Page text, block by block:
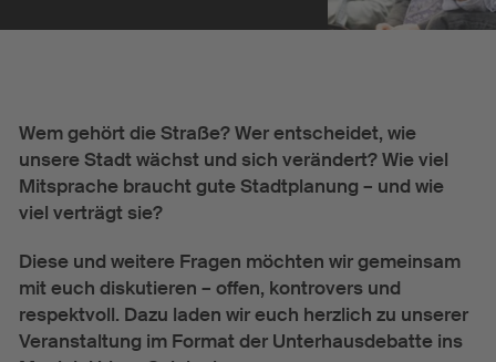
Aktuelles
Events
News
Colab Quarterly
Über uns
Wem gehört die Straße? Wer entscheidet, wie
unsere Stadt wächst und sich verändert? Wie viel
Mitsprache braucht gute Stadtplanung – und wie
viel verträgt sie?
Diese und weitere Fragen möchten wir gemeinsam
mit euch diskutieren – offen, kontrovers und
respektvoll. Dazu laden wir euch herzlich zu unserer
Veranstaltung im Format der Unterhausdebatte ins